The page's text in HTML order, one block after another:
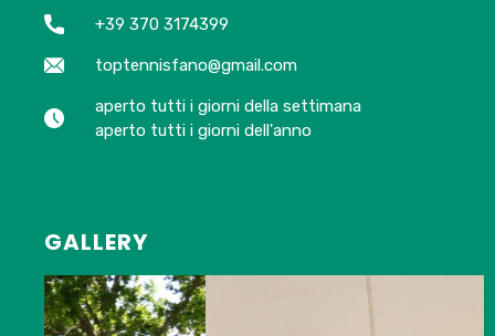
+39 370 3174399
toptennisfano@gmail.com
aperto tutti i giorni della settimana
aperto tutti i giorni dell'anno
GALLERY